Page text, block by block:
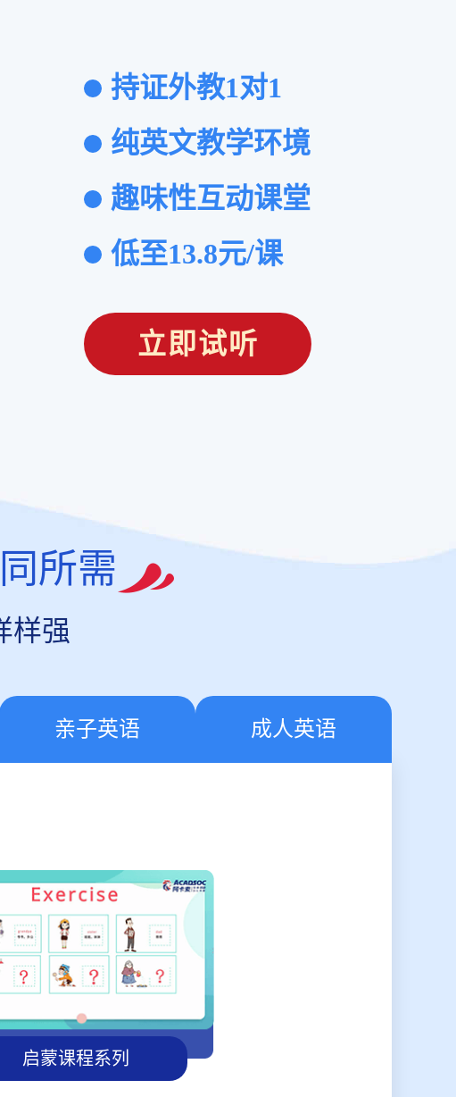
持证外教1对1
纯英文教学环境
趣味性互动课堂
低至13.8元/课
立即试听
所需
样强
亲子英语 成人英语
启蒙课程系列